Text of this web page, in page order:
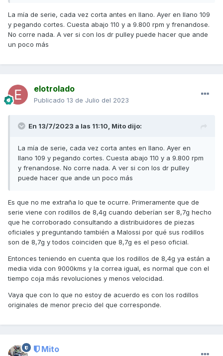
tapa del variador ha mejorado mucho la muesca que le
hace a los Tech. Se ve rozamiento pero no abrasión como
otras veces así que me quedo tranquilo en ese aspecto.
La mía de serie, cada vez corta antes en llano. Ayer en llano 109
y pegando cortes. Cuesta abajo 110 y a 9.800 rpm y frenandose.
No corre nada. A ver si con los dr pulley puede hacer que ande
un poco más
elotrolado
Publicado 13 de Julio del 2023
En 13/7/2023 a las 11:10, Mito dijo:
La mía de serie, cada vez corta antes en llano. Ayer en
llano 109 y pegando cortes. Cuesta abajo 110 y a 9.800 rpm
y frenandose. No corre nada. A ver si con los dr pulley
puede hacer que ande un poco más
Es que no me extraña lo que te ocurre. Primeramente que de
serie viene con rodillos de 8,4g cuando deberían ser 8,7g hecho
que he corroborado consultando a distribuidores de piezas
oficiales y preguntando también a Malossi por qué sus rodillos
son de 8,7g y todos coinciden que 8,7g es el peso oficial.
Entonces teniendo en cuenta que los rodillos de 8,4g ya están a
media vida con 9000kms y la correa igual, es normal que con el
tiempo coja más revoluciones y menos velocidad.
Vaya que con lo que no estoy de acuerdo es con los rodillos
originales de menor precio del que corresponde.
Mito